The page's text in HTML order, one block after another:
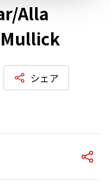
Alla
シェア